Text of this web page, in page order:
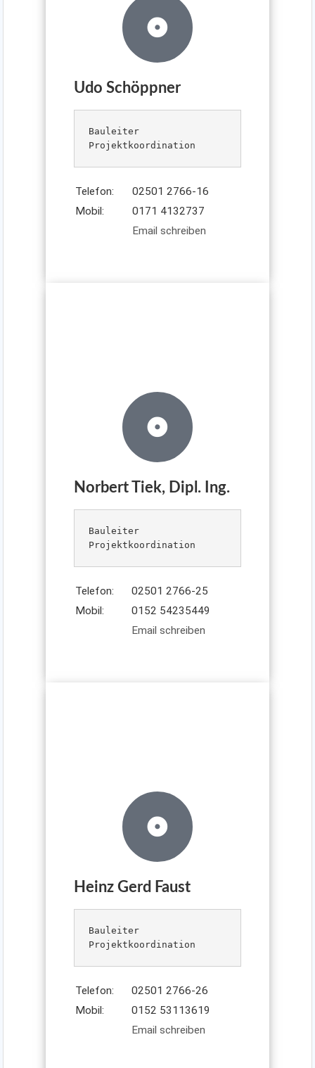
Udo Schöppner
Bauleiter
Projektkoordination
Telefon:
02501 2766-16
Mobil:
0171 4132737
Email schreiben
Norbert Tiek, Dipl. Ing.
Bauleiter
Projektkoordination
Telefon:
02501 2766-25
Mobil:
0152 54235449
Email schreiben
Heinz Gerd Faust
Bauleiter
Projektkoordination
Telefon:
02501 2766-26
Mobil:
0152 53113619
Email schreiben